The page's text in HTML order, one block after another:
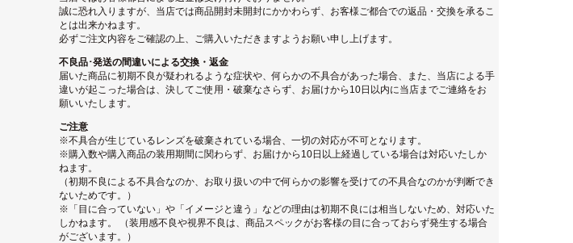
誠に恐れ入りますが、当店では商品開封未開封にかかわらず、お客様ご都合での返品・交換を承るこ
とは出来かねます。
必ずご注文内容をご確認の上、ご購入いただきますようお願い申し上げます。
不良品･発送の間違いによる交換・返金
届いた商品に初期不良が疑われるような症状や、何らかの不具合があった場合、また、当店による手
違いが起こった場合は、決してご使用・破棄なさらず、お届けから10日以内に当店までご連絡をお
願いいたします。
ご注意
※不具合が生じているレンズを破棄されている場合、一切の対応が不可となります。
※購入数や購入商品の装用期間に関わらず、お届けから10日以上経過している場合は対応いたしか
ねます。
（初期不良による不具合なのか、お取り扱いの中で何らかの影響を受けての不具合なのかが判断でき
ないためです。）
※「目に合っていない」や「イメージと違う」などの理由は初期不良には相当しないため、対応いた
しかねます。 （装用感不良や視界不良は、商品スペックがお客様の目に合っておらず発生する場合
がございます。）